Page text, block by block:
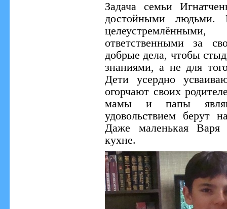
Задача семьи
достойными людьми.
ответственными за
добрые дела, чтобы
знаниями, а не для
Дети усердно
огорчают своих
мамы и папы
удовольствием берут
Даже маленькая Варя
кухне.